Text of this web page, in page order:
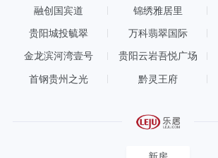
融创国宾道 锦绣雅居里
贵阳城投毓翠 万科翡翠国际
金龙滨河湾壹号 贵阳云岩吾悦广场
首钢贵州之光 黔灵王府